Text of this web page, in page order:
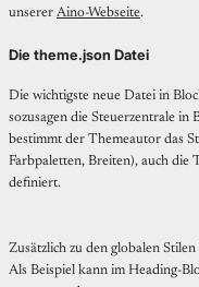
unserer Aino-Webseite.
Die theme.json Datei
Die wichtigste neue Datei in
sozusagen die Steuerzentrale in
bestimmt der Themeautor das
Farbpaletten, Breiten), auch die
definiert.
Zusätzlich zu den globalen
Als Beispiel kann im Heading-